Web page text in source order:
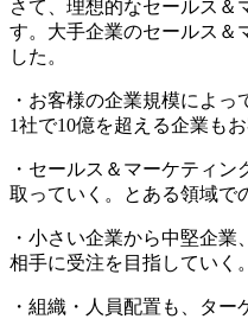
さて、理想的なセールス＆
す。大手企業のセールス＆
した。
・お客様の企業規模によっ
1社で10億を超える企業も
・セールス＆マーケティ
取っていく。とある領域で
・小さい企業から中堅企
相手に受注を目指していく。
・組織・人員配置も、タ